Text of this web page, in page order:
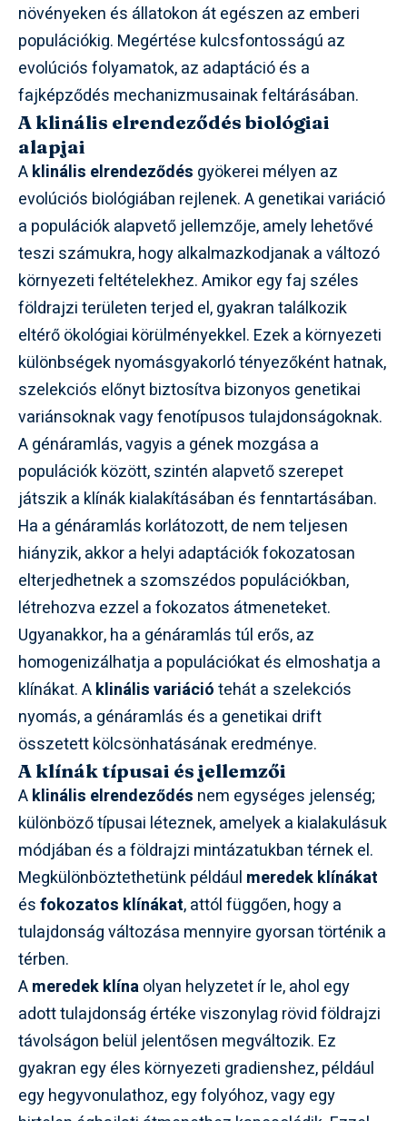
növényeken és állatokon át egészen az emberi
populációkig. Megértése kulcsfontosságú az
evolúciós folyamatok, az adaptáció és a
fajképződés mechanizmusainak feltárásában.
A klinális elrendeződés biológiai
alapjai
Aklinális elrendeződés gyökerei mélyen az
evolúciós biológiában rejlenek. A genetikai variáció
a populációk alapvető jellemzője, amely lehetővé
teszi számukra, hogy alkalmazkodjanak a változó
környezeti feltételekhez. Amikor egy faj széles
földrajzi területen terjed el, gyakran találkozik
eltérő ökológiai körülményekkel. Ezek a környezeti
különbségek nyomásgyakorló tényezőként hatnak,
szelekciós előnyt biztosítva bizonyos genetikai
variánsoknak vagy fenotípusos tulajdonságoknak.
A génáramlás, vagyis a gének mozgása a
populációk között, szintén alapvető szerepet
játszik a klínák kialakításában és fenntartásában.
Ha a génáramlás korlátozott, de nem teljesen
hiányzik, akkor a helyi adaptációk fokozatosan
elterjedhetnek a szomszédos populációkban,
létrehozva ezzel a fokozatos átmeneteket.
Ugyanakkor, ha a génáramlás túl erős, az
homogenizálhatja a populációkat és elmoshatja a
klínákat. Aklinális variációtehát a szelekciós
nyomás, a génáramlás és a genetikai drift
összetett kölcsönhatásának eredménye.
A klínák típusai és jellemzői
Aklinális elrendeződés nem egységes jelenség;
különböző típusai léteznek, amelyek a kialakulásuk
módjában és a földrajzi mintázatukban térnek el.
Megkülönböztethetünk például meredek klínákat
ésfokozatos klínákat, attól függően, hogy a
tulajdonság változása mennyire gyorsan történik a
térben.
Ameredek klínaolyan helyzetet ír le, ahol egy
adott tulajdonság értéke viszonylag rövid földrajzi
távolságon belül jelentősen megváltozik. Ez
gyakran egy éles környezeti gradienshez, például
egy hegyvonulathoz, egy folyóhoz, vagy egy